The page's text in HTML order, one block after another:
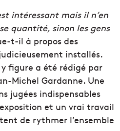
intéressant mais il n’en
quantité, sinon les gens
t-il à propos des
installés.
figure a été rédigé par
Michel Gardanne. Une
jugées indispensables
et un vrai travail
de rythmer l’ensemble